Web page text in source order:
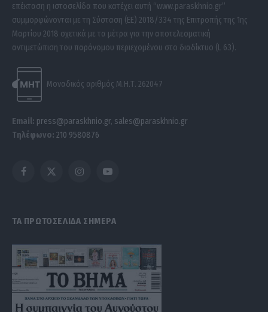
επέκταση η ιστοσελίδα που κατέχει αυτή “www.paraskhnio.gr”
συμμορφώνονται με τη Σύσταση (ΕΕ) 2018/334 της Επιτροπής της 1ης
Μαρτίου 2018 σχετικά με τα μέτρα για την αποτελεσματική
αντιμετώπιση του παράνομου περιεχομένου στο διαδίκτυο (L 63).
Μοναδικός αριθμός Μ.Η.Τ. 262047
Email: press@paraskhnio.gr, sales@paraskhnio.gr
Τηλέφωνο: 210 9580876
Facebook
X
InstagramYouTube
ΤΑ ΠΡΩΤΟΣΕΛΙΔΑ ΣΗΜΕΡΑ